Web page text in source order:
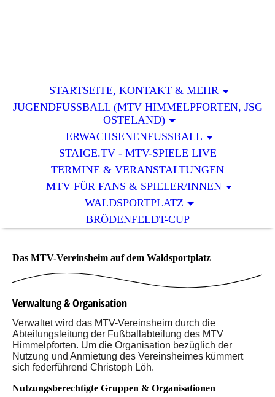
STARTSEITE, KONTAKT & MEHR
JUGENDFUSSBALL (MTV HIMMELPFORTEN, JSG O
STELAND)
ERWACHSENENFUSSBALL
STAIGE.TV - MTV-SPIELE LIVE
TERMINE & VERANSTALTUNGEN
MTV FÜR FANS & SPIELER/INNEN
WALDSPORTPLATZ
BRÖDENFELDT-CUP
Das MTV-Vereinsheim auf dem Waldsportplatz
Verwaltung & Organisation
Verwaltet wird das MTV-Vereinsheim durch die
Abteilungsleitung der Fußballabteilung des MTV
Himmelpforten. Um die Organisation bezüglich der
Nutzung und Anmietung des Vereinsheimes kümmert
sich federführend Christoph Löh.
Nutzungsberechtigte Gruppen & Organisationen